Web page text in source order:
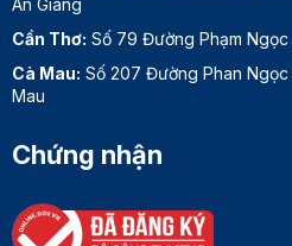
Cần Thơ: Số 79 Đường Phạm
Cà Mau: Số 207 Đường Phan
Mau
Chứng nhận